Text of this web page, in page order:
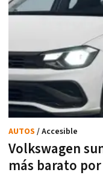
Volkswagen
más barato
AUTOS / Accesible